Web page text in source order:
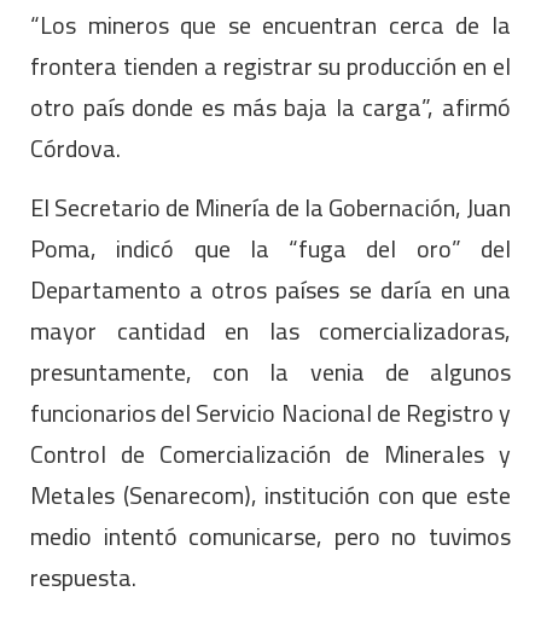
“Los mineros que se encuentran cerca de la
frontera tienden a registrar su producción en el
otro país donde es más baja la carga”, afirmó
Córdova.
El Secretario de Minería de la Gobernación, Juan
Poma, indicó que la “fuga del oro” del
Departamento a otros países se daría en una
mayor cantidad en las comercializadoras,
presuntamente, con la venia de algunos
funcionarios del Servicio Nacional de Registro y
Control de Comercialización de Minerales y
Metales (Senarecom), institución con que este
medio intentó comunicarse, pero no tuvimos
respuesta.